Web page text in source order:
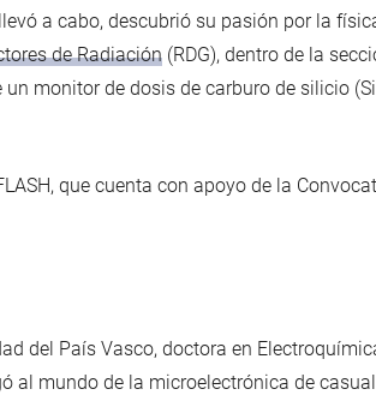
a cabo, descubrió su pasión por la
de Radiación (RDG), dentro de la
un monitor de dosis de carburo de silicio
que cuenta con apoyo de la
del País Vasco, doctora en
al mundo de la microelectrónica de